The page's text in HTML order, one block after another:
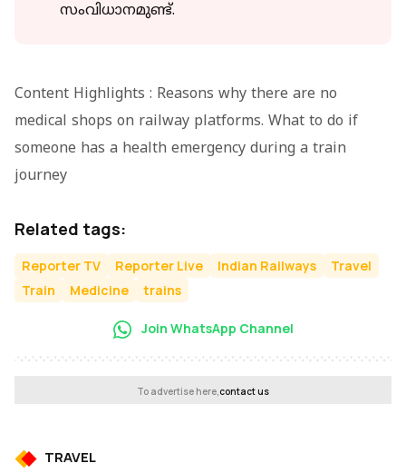
സംവിധാനമുണ്ട്.
Content Highlights : Reasons why there are no
medical shops on railway platforms. What to do if
someone has a health emergency during a train
journey
Related tags:
Reporter TV Reporter Live Indian Railways
Travel
Train
Medicine trains
Join WhatsApp Channel
To advertise here,contact us
TRAVEL